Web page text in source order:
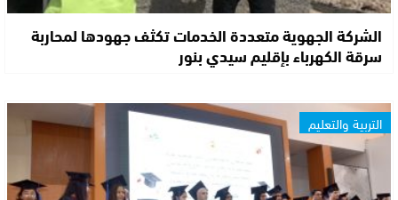
الشركة الجهوية متعددة الخدمات تكثف جهودها لمحاربة
سرقة الكهرباء بإقليم سيدي بنور
التربية والتعليم